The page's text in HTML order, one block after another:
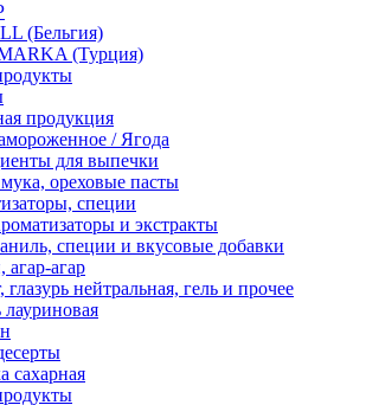
(Бельгия)
(Турция)
продукция
/ Ягода
для выпечки
ореховые пасты
специи
и экстракты
специи и вкусовые добавки
агар-агар
глазурь нейтральная, гель и прочее
лауриновая
сахарная